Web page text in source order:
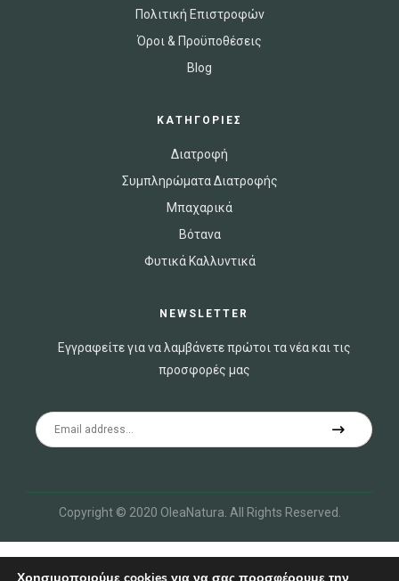
Πολιτική Επιστροφών
Όροι & Προϋποθέσεις
Blog
ΚΑΤΗΓΟΡΙΕΣ
Διατροφή
Συμπληρώματα Διατροφής
Μπαχαρικά
Βότανα
Φυτικά Καλλυντικά
NEWSLETTER
Εγγραφείτε για να λαμβάνετε πρώτοι τα νέα και τις
προσφορές μας
Copyright © 2020 OleaNatura. All Rights Reserved.